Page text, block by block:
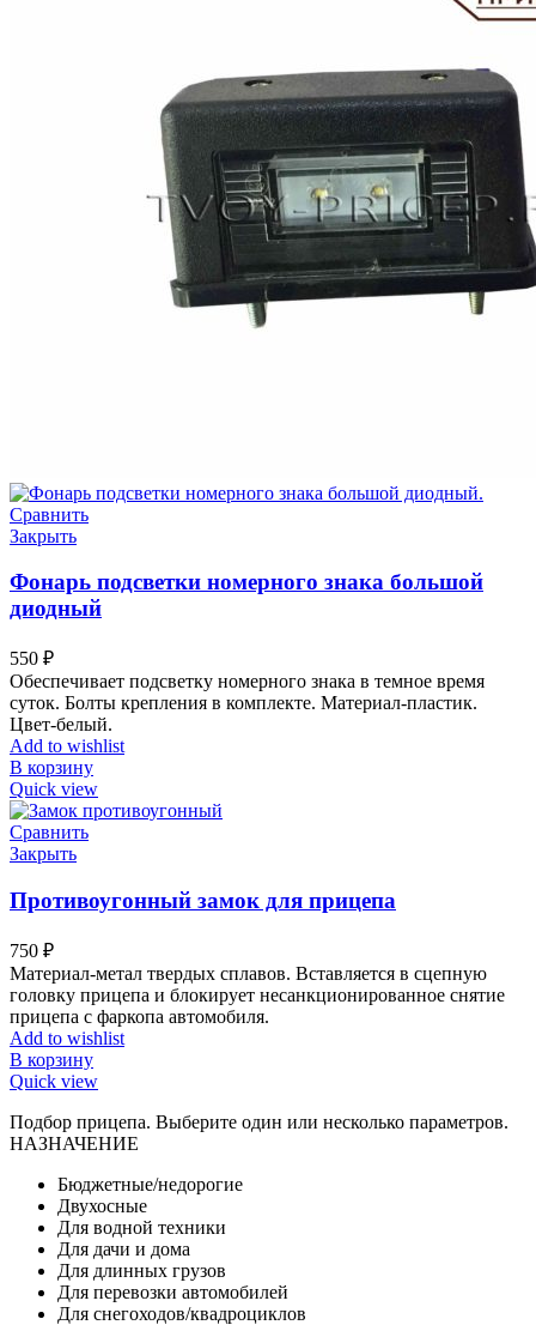
Сравнить
Закрыть
Фонарь подсветки номерного знака большой
диодный
550 ₽
Обеспечивает подсветку номерного знака в темное время
суток. Болты крепления в комплекте. Материал-пластик.
Цвет-белый.
Add to wishlist
В корзину
Quick view
Сравнить
Закрыть
Противоугонный замок для прицепа
750 ₽
Материал-метал твердых сплавов. Вставляется в сцепную
головку прицепа и блокирует несанкционированное снятие
прицепа с фаркопа автомобиля.
Add to wishlist
В корзину
Quick view
Подбор прицепа. Выберите один или несколько параметров.
НАЗНАЧЕНИЕ
Бюджетные/недорогие
Двухосные
Для водной техники
Для дачи и дома
Для длинных грузов
Для перевозки автомобилей
Для снегоходов/квадроциклов